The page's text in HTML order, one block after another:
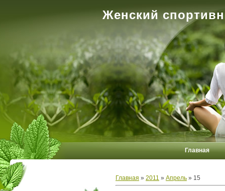
Женский
Главная
Главная » 2011 » Апрель » 15